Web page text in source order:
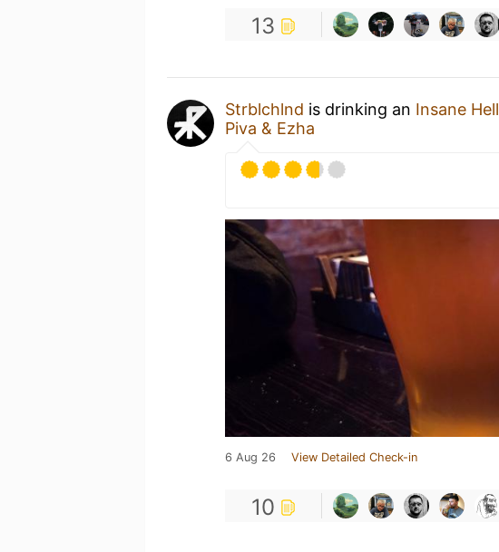
13
Strblchlnd is drinking an Insane Hell
Piva & Ezha
6 Aug 26 View Detailed Check-in
10